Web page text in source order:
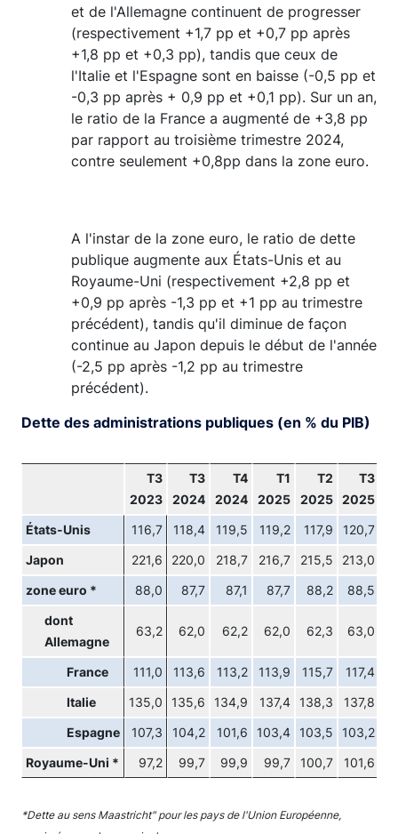
et de l'Allemagne continuent de progresser
(respectivement +1,7 pp et +0,7 pp après
+1,8 pp et +0,3 pp), tandis que ceux de
l'Italie et l'Espagne sont en baisse (-0,5 pp et
-0,3 pp après + 0,9 pp et +0,1 pp). Sur un an,
le ratio de la France a augmenté de +3,8 pp
par rapport au troisième trimestre 2024,
contre seulement +0,8pp dans la zone euro.
A l'instar de la zone euro, le ratio de dette
publique augmente aux États-Unis et au
Royaume-Uni (respectivement +2,8 pp et
+0,9 pp après -1,3 pp et +1 pp au trimestre
précédent), tandis qu'il diminue de façon
continue au Japon depuis le début de l'année
(-2,5 pp après -1,2 pp au trimestre
précédent).
Dette des administrations publiques (en % du PIB)
T3
2023
T3
2024
T4
2024
T1
2025
T2
2025
T3
2025
États-Unis 116,7 118,4 119,5 119,2 117,9 120,7
Japon 221,6 220,0 218,7 216,7 215,5 213,0
zone euro * 88,0 87,7 87,1 87,7 88,2 88,5
dont
Allemagne
63,2 62,0 62,2 62,0 62,3 63,0
France 111,0 113,6 113,2 113,9 115,7 117,4
Italie 135,0 135,6 134,9 137,4 138,3 137,8
Espagne 107,3 104,2 101,6 103,4 103,5 103,2
Royaume-Uni * 97,2 99,7 99,9 99,7 100,7 101,6
*Dette au sens Maastricht" pour les pays de l'Union Européenne,